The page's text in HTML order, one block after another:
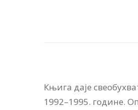
Књига даје
1992–1995. године.